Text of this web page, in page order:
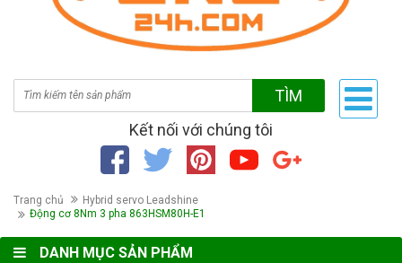
TÌM
Kết nối với chúng tôi
Trang chủ
Hybrid servo Leadshine
Động cơ 8Nm 3 pha 863HSM80H-E1
DANH MỤC SẢN PHẨM